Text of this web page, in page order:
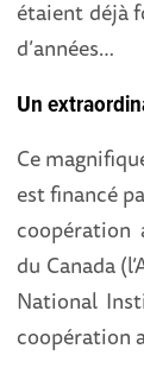
étaient déjà
d’années…
Un
Ce
est financé
coopération
du Canada
National
coopération